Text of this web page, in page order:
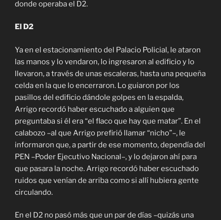
donde operaba el D2.
El D2
Ya en el estacionamiento del Palacio Policial, le ataron
las manos y lo vendaron, lo ingresaron al edificio y lo
llevaron, a través de unas escaleras, hasta una pequeña
celda en la que lo encerraron. Lo guiaron por los
pasillos del edificio dándole golpes en la espalda,
Arrigo recordó haber escuchado a alguien que
preguntaba si él era “el flaco que hay que matar”. En el
calabozo –al que Arrigo prefirió llamar “nicho”–, le
informaron que, a partir de ese momento, dependía del
PEN –Poder Ejecutivo Nacional–, y lo dejaron ahí para
que pasara la noche. Arrigo recordó haber escuchado
ruidos que venían de arriba como si allí hubiera gente
circulando.
En el D2 no pasó más que un par de días –quizás una